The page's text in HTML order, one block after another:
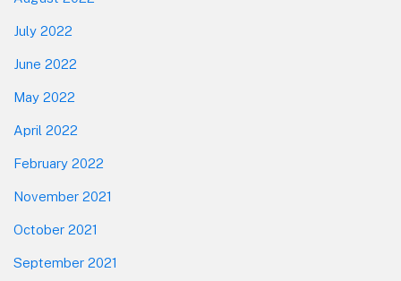
July 2022
June 2022
May 2022
April 2022
February 2022
November 2021
October 2021
September 2021